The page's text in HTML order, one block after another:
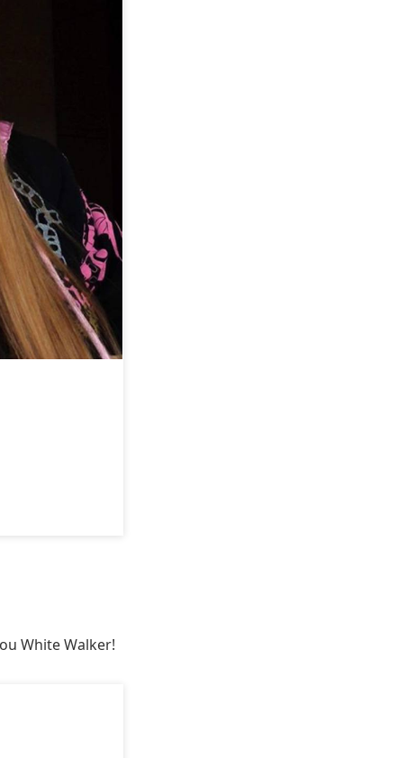
White Walker!